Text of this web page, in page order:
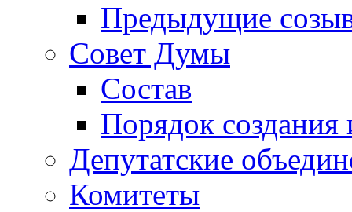
Предыдущие
Совет Думы
Состав
Порядок создания
Депутатские
Комитеты